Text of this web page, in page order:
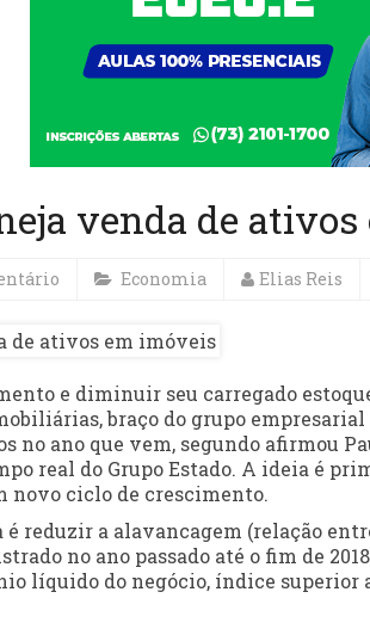
venda de
Economia Elias Reis
e diminuir seu carregado
braço do grupo
no ano que vem, segundo afirmou
real do Grupo Estado. A ideia é
novo ciclo de crescimento.
reduzir a alavancagem (relação
no ano passado até o fim de
líquido do negócio, índice superior